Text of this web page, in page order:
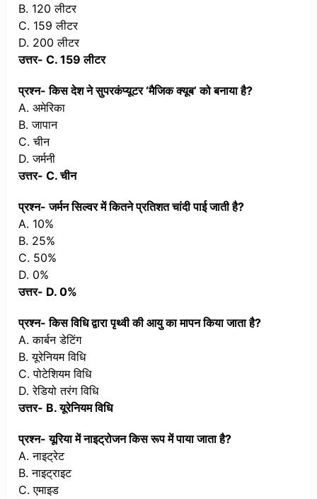
B. 120 लीटर
C. 159 लीटर
D. 200 लीटर
उत्तर- C. 159 लीटर
प्रश्न- किस देश ने सुपरकंप्यूटर ‘मैजिक क्यूब’ को बनाया है?
A. अमेरिका
B. जापान
C. चीन
D. जर्मनी
उत्तर- C. चीन
प्रश्न- जर्मन सिल्वर में कितने प्रतिशत चांदी पाई जाती है?
A. 10%
B. 25%
C. 50%
D. 0%
उत्तर- D. 0%
प्रश्न- किस विधि द्वारा पृथ्वी की आयु का मापन किया जाता है?
A. कार्बन डेटिंग
B. यूरेनियम विधि
C. पोटेशियम विधि
D. रेडियो तरंग विधि
उत्तर- B. यूरेनियम विधि
प्रश्न- यूरिया में नाइट्रोजन किस रूप में पाया जाता है?
A. नाइट्रेट
B. नाइट्राइट
C. एमाइड